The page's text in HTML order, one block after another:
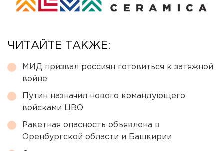
ЧИТАЙТЕ ТАКЖЕ:
МИД призвал россиян готовиться к затяжной
войне
Путин назначил нового командующего
войсками ЦВО
Ракетная опасность объявлена в
Оренбургской области и Башкирии